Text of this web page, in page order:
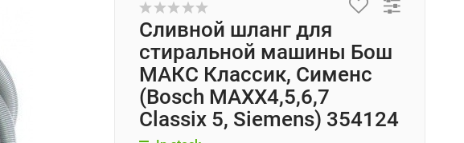
Сливной шланг для
стиральной машины Бош
МАКС Классик, Сименс
(Bosch MAXX4,5,6,7
Classix 5, Siemens) 354124